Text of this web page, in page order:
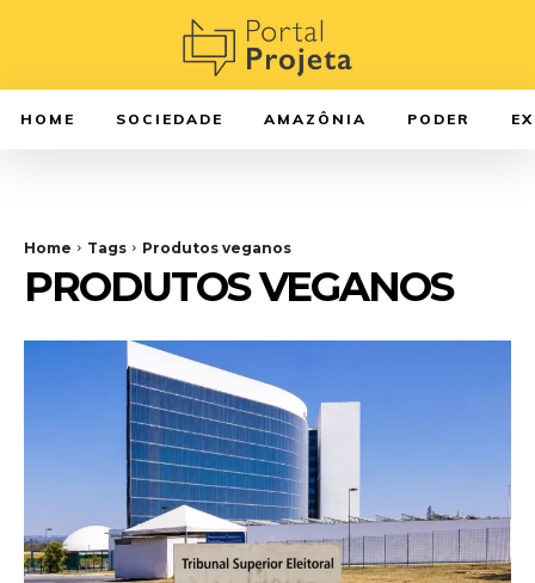
HOME SOCIEDADE AMAZÔNIA PODER
Home Tags Produtos veganos
PRODUTOS VEGANOS